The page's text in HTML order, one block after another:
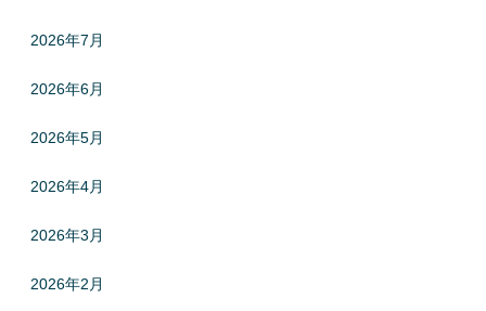
2026年7月
2026年6月
2026年5月
2026年4月
2026年3月
2026年2月